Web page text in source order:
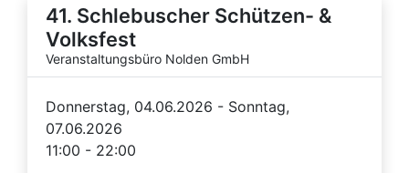
41. Schlebuscher Schützen- &
Volksfest
Veranstaltungsbüro Nolden GmbH
Donnerstag, 04.06.2026 - Sonntag,
07.06.2026
11:00 - 22:00